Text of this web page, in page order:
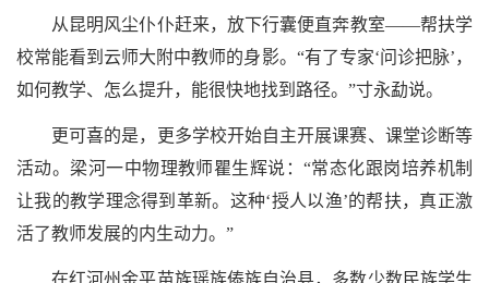
从昆明风尘仆仆赶来，放下行囊便直奔教室——帮扶学
校常能看到云师大附中教师的身影。“有了专家‘问诊把脉’，
如何教学、怎么提升，能很快地找到路径。”寸永勐说。
更可喜的是，更多学校开始自主开展课赛、课堂诊断等
活动。梁河一中物理教师瞿生辉说：“常态化跟岗培养机制
让我的教学理念得到革新。这种‘授人以渔’的帮扶，真正激
活了教师发展的内生动力。”
在红河州金平苗族瑶族傣族自治县，多数少数民族学生